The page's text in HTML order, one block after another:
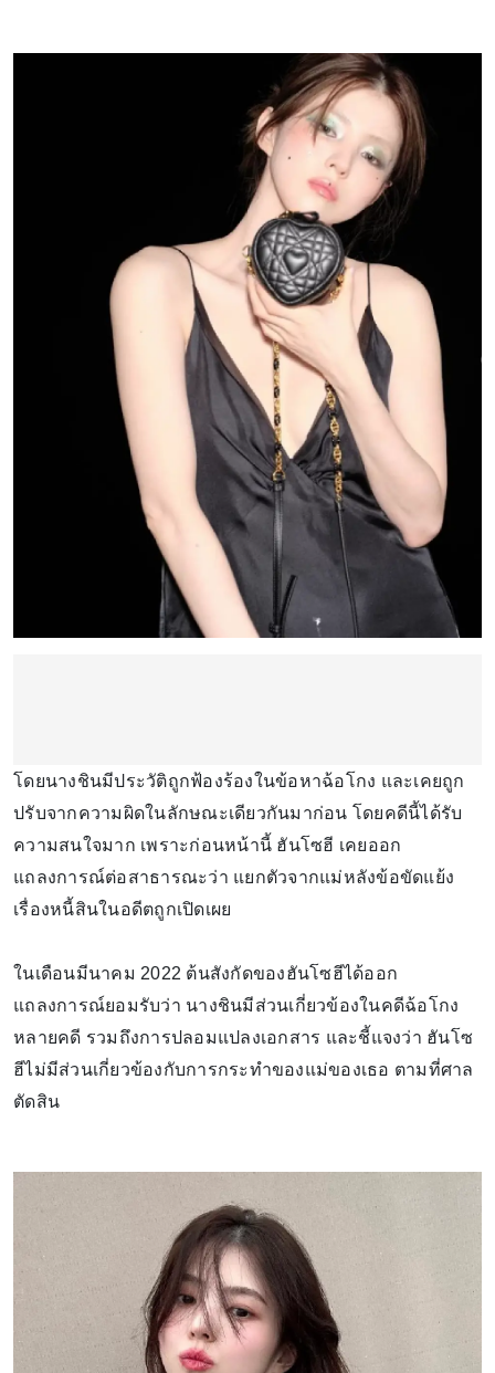
โดยนางชินมีประวัติถูกฟ้องร้องในข้อหาฉ้อโกง และเคยถูก
ปรับจากความผิดในลักษณะเดียวกันมาก่อน โดยคดีนี้ได้รับ
ความสนใจมาก เพราะก่อนหน้านี้ ฮันโซฮี เคยออก
แถลงการณ์ต่อสาธารณะว่า แยกตัวจากแม่หลังข้อขัดแย้ง
เรื่องหนี้สินในอดีตถูกเปิดเผย
ในเดือนมีนาคม 2022 ต้นสังกัดของฮันโซฮีได้ออก
แถลงการณ์ยอมรับว่า นางชินมีส่วนเกี่ยวข้องในคดีฉ้อโกง
หลายคดี รวมถึงการปลอมแปลงเอกสาร และชี้แจงว่า ฮันโซ
ฮีไม่มีส่วนเกี่ยวข้องกับการกระทำของแม่ของเธอ ตามที่ศาล
ตัดสิน